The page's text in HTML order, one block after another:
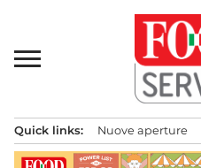
contenuto
principale
Quick links: Nuove aperture